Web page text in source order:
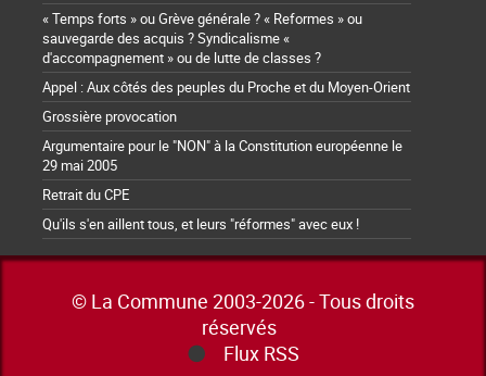
« Temps forts » ou Grève générale ? « Reformes » ou
sauvegarde des acquis ? Syndicalisme «
d'accompagnement » ou de lutte de classes ?
Appel : Aux côtés des peuples du Proche et du Moyen-Orient
Grossière provocation
Argumentaire pour le "NON" à la Constitution européenne le
29 mai 2005
Retrait du CPE
Qu'ils s'en aillent tous, et leurs "réformes" avec eux !
© La Commune 2003-2026 - Tous droits
réservés
Flux RSS